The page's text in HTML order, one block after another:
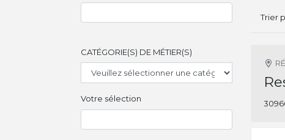
CATÉGORIE(S) DE MÉTIER(S)
Votre sélection
Trier